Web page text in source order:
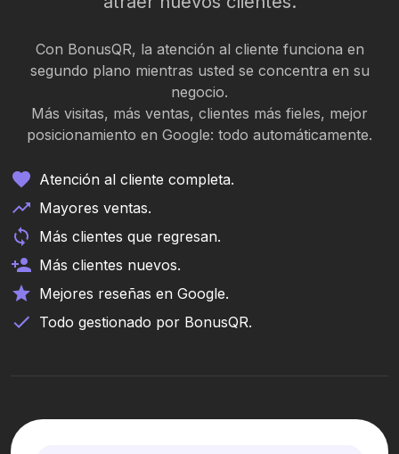
Con BonusQR, la atención al cliente funciona en
segundo plano mientras usted se concentra en su
negocio.
Más visitas, más ventas, clientes más fieles, mejor
posicionamiento en Google: todo automáticamente.
Atención al cliente completa.
Mayores ventas.
Más clientes que regresan.
Más clientes nuevos.
Mejores reseñas en Google.
Todo gestionado por BonusQR.